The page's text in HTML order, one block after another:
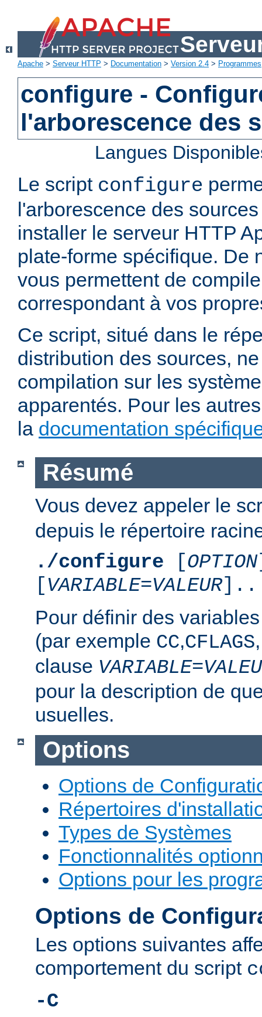
Apache > Serveur HTTP > Documentation > Version 2.4 > Programmes
configure -
l'arborescence des
Langues
Le script configure
l'arborescence des
installer le serveur HTTP
plate-forme spécifique. De
vous permettent de
correspondant à vos
Ce script, situé dans le
distribution des sources,
compilation sur les
apparentés. Pour les
la documentation
Résumé
Vous devez appeler le
depuis le répertoire
./configure [OPTION
[VARIABLE=VALEUR
Pour définir des
(par exemple CC,CFLAGS
clause VARIABLE=
pour la description de
usuelles.
Options
Options de
Répertoires
Types de Systèmes
Fonctionnalités
Options pour les
Options de
Les options suivantes
comportement du script
-C